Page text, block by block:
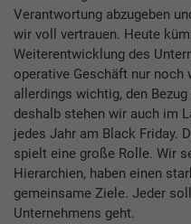
Verantwortung abzugeben
wir voll vertrauen. Heute
Weiterentwicklung des
operative Geschäft nur noch
allerdings wichtig, den
deshalb stehen wir auch im
jedes Jahr am Black Friday.
spielt eine große Rolle. Wir
Hierarchien, haben einen
gemeinsame Ziele. Jeder
Unternehmens geht.